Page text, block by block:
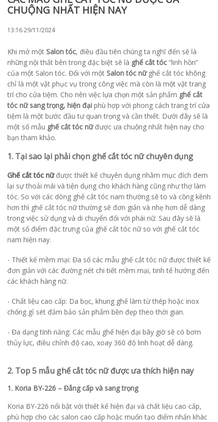
CHUỘNG NHẤT HIỆN NAY
13:16 29/11/2024
Khi mở một Salon tóc, điều đầu tiên chúng ta nghĩ đến sẽ là
những nội thất bên trong đặc biệt sẽ là ghế cắt tóc “linh hồn”
của một Salon tóc. Đối với một Salon tóc nữghế cắt tóc không
chỉ là một vật phục vụ trong công việc mà còn là một vật trang
trí cho cửa tiệm. Cho nên việc lựa chọn một sản phẩm ghế cắt
tóc nữ sang trọng, hiện đại phù hợp với phong cách trang trí cửa
tiệm là một bước đầu tư quan trọng và cần thiết. Dưới đây sẽ là
một số mẫu ghế cắt tóc nữđược ưa chuộng nhất hiện nay cho
bạn tham khảo.
1. Tại sao lại phải chọn ghế cắt tóc nữ chuyên dụng
Ghế cắt tóc nữđược thiết kế chuyên dụng nhằm mục đích đem
lại sự thoải mái và tiện dụng cho khách hàng cũng như thợ làm
tóc. So với các dòng ghế cắt tóc nam thường sẽ to và cồng kềnh
hơn thì ghế cắt tóc nữ thường sẽ đơn giản và nhẹ hơn dễ dàng
trong việc sử dụng và di chuyển đối với phái nữ. Sau đây sẽ là
một số điểm đặc trưng của ghế cắt tóc nữ so với ghế cắt tóc
nam hiện nay.
- Thiết kế mềm mại: Đa số các mẫu ghế cắt tóc nữ được thiết kế
đơn giản với các đường nét chi tiết mềm mại, tinh tế hướng đến
các khách hàng nữ.
- Chất liệu cao cấp: Da bọc, khung ghế làm từ thép hoặc inox
chống gỉ sét đảm bảo sản phẩm bền đẹp theo thời gian.
- Đa dạng tính năng: Các mẫu ghế hiện đại bây giờ sẽ có bơm
thủy lực, điều chỉnh độ cao, xoay 360 độ linh hoạt dễ dàng.
2. Top 5 mẫu ghế cắt tóc nữ được ưa thích hiện nay
1. Koria BY-226 – Đẳng cấp và sang trọng
Koria BY-226 nổi bật với thiết kế hiện đại và chất liệu cao cấp,
phù hợp cho các salon cao cấp hoặc muốn tạo điểm nhấn khác